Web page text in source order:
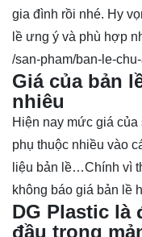
gia đình rồi nhé. Hy
lề ưng ý và phù hợp
/san-pham/ban-le-
Giá của bản
nhiêu
Hiện nay mức giá
phụ thuộc nhiều vào
liệu bản lề…Chính vì
không báo giá bản lề
DG Plastic là
đầu trong